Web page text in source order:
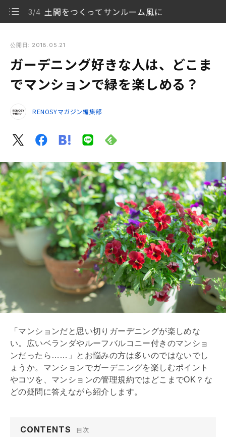
3/4 土間をつくってサンルーム風に
る？
1/4
一般的なマンションでガーデニングはどこまででき
る？
4/4 プランターやタイルパーツ、壁面も活用
公開日: 2018.05.21
ガーデニング好きな人は、どこま
でマンションで緑を楽しめる？
RENOSYマガジン編集部
「マンションだと思い切りガーデニングが楽しめな
い。広いベランダやルーフバルコニー付きのマンショ
ンだったら……」とお悩みの方は多いのではないでし
ょうか。マンションでガーデニングを楽しむポイント
やコツを、マンションの管理規約ではどこまでOK？な
どの疑問に答えながら紹介します。
CONTENTS 目次